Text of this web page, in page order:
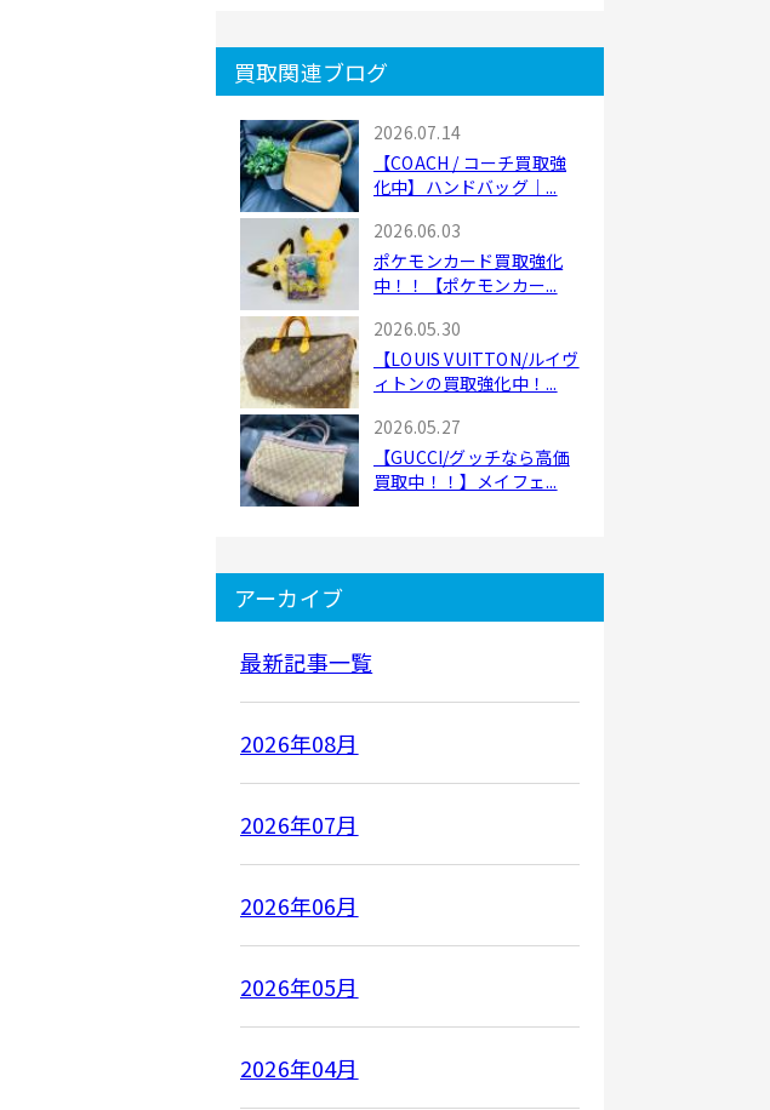
買取関連ブログ
2026.07.14
【COACH / コーチ買取強
化中】ハンドバッグ｜...
2026.06.03
ポケモンカード買取強化
中！！【ポケモンカー...
2026.05.30
【LOUIS VUITTON/ルイヴ
ィトンの買取強化中！...
2026.05.27
【GUCCI/グッチなら高価
買取中！！】メイフェ...
アーカイブ
最新記事一覧
2026年08月
2026年07月
2026年06月
2026年05月
2026年04月